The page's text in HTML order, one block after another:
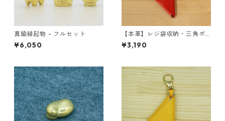
真鍮縁起物 - フルセット
¥6,050
【本革】レジ袋収納・三角ポ
ーチ 町工場エコポーチ ＜レッ
ド＞
¥3,190